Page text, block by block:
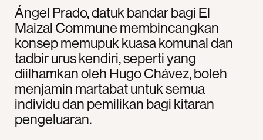
Ángel Prado, datuk bandar bagi El
Maizal Commune membincangkan
konsep memupuk kuasa komunal dan
tadbir urus kendiri, seperti yang
diilhamkan oleh Hugo Chávez, boleh
menjamin martabat untuk semua
individu dan pemilikan bagi kitaran
pengeluaran.